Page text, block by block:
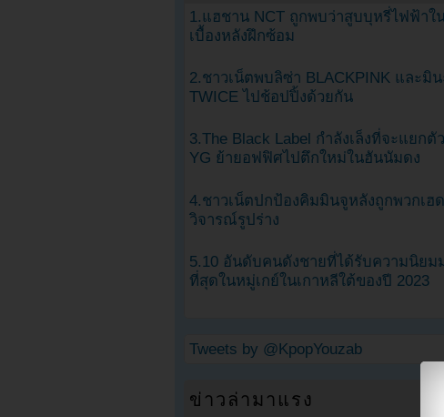
1.แฮชาน NCT ถูกพบว่าสูบบุหรี่ไฟฟ้าใ
เบื้องหลังฝึกซ้อม
2.ชาวเน็ตพบลิซ่า BLACKPINK และมิน
TWICE ไปช้อปปิ้งด้วยกัน
3.The Black Label กำลังเล็งที่จะแยกตั
YG ย้ายอฟฟิศไปตึกใหม่ในฮันนัมดง
4.ชาวเน็ตปกป้องคิมมินจูหลังถูกพวกเฮ
วิจารณ์รูปร่าง
5.10 อันดับคนดังชายที่ได้รับความนิยม
ที่สุดในหมู่เกย์ในเกาหลีใต้ของปี 2023
Tweets by @KpopYouzab
ข่าวล่ามาแรง